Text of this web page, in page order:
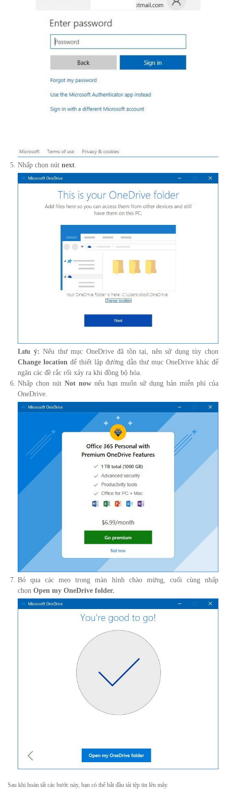
Nhấp chọn nút next.
Lưu ý:Nếu thư mục OneDrive đã tồn tại, nên sử dụng tùy chọn
Change location để thiết lập đường dẫn thư mục OneDrive khác để
ngăn các đề rắc rối xảy ra khi đồng bộ hóa.
Nhấp chọn nút Not now nếu bạn muốn sử dụng bản miễn phí của
OneDrive.
Bỏ qua các mẹo trong màn hình chào mừng, cuối cùng nhấp
chọn Open my OneDrive folder.
Sau khi hoàn tất các bước này, bạn có thể bắt đầu tải tệp tin lên mây.